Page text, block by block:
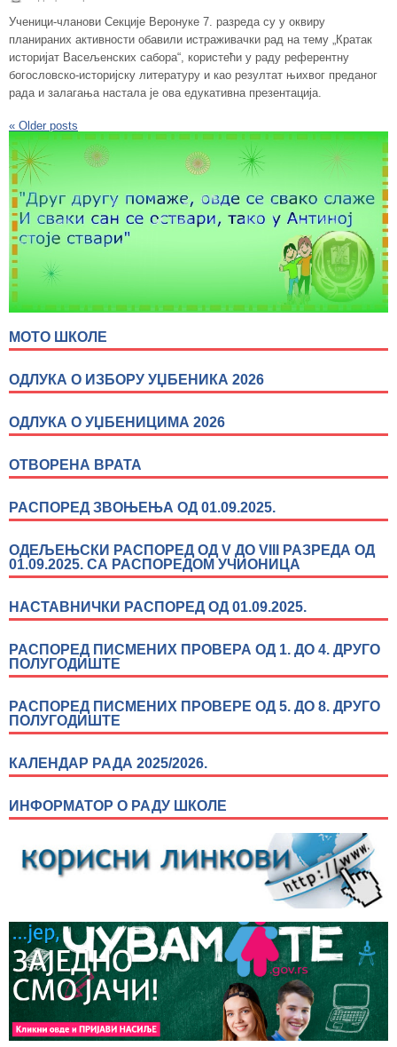
Ученици-чланови Секције Веронуке 7. разреда су у оквиру
планираних активности обавили истраживачки рад на тему „Кратак
историјат Васељенских сабора“, користећи у раду референтну
богословско-историјску литературу и као резултат њихвог преданог
рада и залагања настала је ова едукативна презентација.
« Older posts
МОТО ШКОЛЕ
ОДЛУКА О ИЗБОРУ УЏБЕНИКА 2026
ОДЛУКА О УЏБЕНИЦИМА 2026
ОТВОРЕНА ВРАТА
РАСПОРЕД ЗВОЊЕЊА ОД 01.09.2025.
ОДЕЉЕЊСКИ РАСПОРЕД ОД V ДО VIII РАЗРЕДА ОД
01.09.2025. СА РАСПОРЕДОМ УЧИОНИЦА
НАСТАВНИЧКИ РАСПОРЕД ОД 01.09.2025.
РАСПОРЕД ПИСМЕНИХ ПРОВЕРА ОД 1. ДО 4. ДРУГО
ПОЛУГОДИШТЕ
РАСПОРЕД ПИСМЕНИХ ПРОВЕРЕ ОД 5. ДО 8. ДРУГО
ПОЛУГОДИШТЕ
КАЛЕНДАР РАДА 2025/2026.
ИНФОРМАТОР О РАДУ ШКОЛЕ